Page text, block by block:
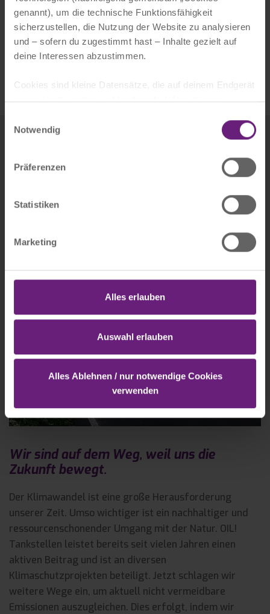
genannt), um die technische Funktionsfähigkeit
sicherzustellen, die Nutzung der Website zu analysieren
und – sofern du zugestimmt hast – Inhalte gezielt auf
deine Interessen abzustimmen.
Cookies sind kleine Datensätze, die auf deinem Endgerät
gespeichert werden und bestimmte Informationen
Informationen oder die Besuchsdauer. Bei einem
erneuten Besuch können diese Informationen abgerufen
werden, um dir ein verbessertes Nutzererlebnis zu
bieten.
Weitere Informationen findest du unter "Details" oder
Notwendig
Präferenzen
Statistiken
Marketing
Alles erlauben
Auswahl erlauben
Alles Ablehnen / nur notwendige Cookies
verwenden
Wir sind auf dem Weg, weil uns die
Zukunft bewegt.
Der Klimawandel ist eine große Herausforderung
unserer Zeit. Umso wichtiger ist ein nachhaltiger und
ressourcenschonender Umgang mit der Natur. OIL!
Tankstellen leistet bereits seit vielen Jahren einen
aktiven Beitrag und ist an diversen
Klimaschutzprojekten beteiligt. Jetzt schlagen wir
weitere Wege ein, um aktuell nicht vermeidbare
Emissionen auszugleichen. Dies erfolgt, indem wir